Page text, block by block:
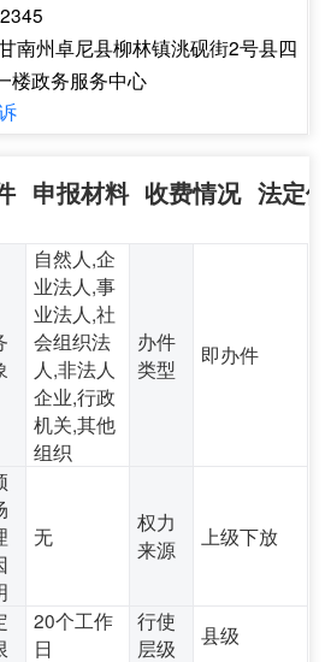
南州卓尼县柳林镇洮砚街2号县四
楼政务服务中心
申报材料 收费情况 法定
自然人,企
业法人,事
业法人,社
会组织法
人,非法人
企业,行政
机关,其他
组织
办件
类型
即办件
无
权力
来源
上级下放
20个工作
日
行使
层级
县级